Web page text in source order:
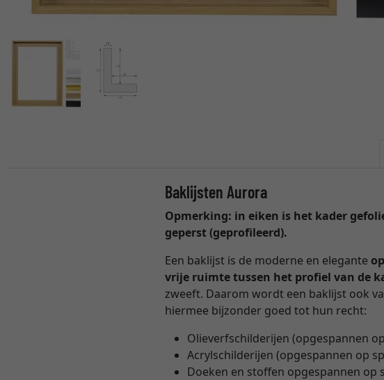
Baklijsten Aurora
Opmerking: in eiken is het kader
geperst (geprofileerd).
Een baklijst is de moderne en elegante
vrije ruimte tussen het profiel van de
zweeft. Daarom wordt een baklijst ook
hiermee bijzonder goed tot hun recht:
Olieverfschilderijen (opgespannen
Acrylschilderijen (opgespannen op
Doeken en stoffen opgespannen op